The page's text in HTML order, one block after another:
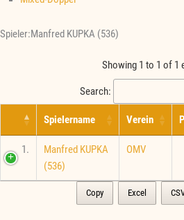
Spieler:Manfred KUPKA (536)
Showing 1 to 1 of 1
Search:
Spielername Verein
1.
Manfred KUPKA
(536)
OMV
Copy Excel